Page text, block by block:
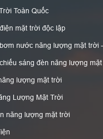
Toàn Quốc
mặt trời độc lập
nước năng lượng mặt trời
sáng đèn năng lượng
lượng mặt trời
Lượng Mặt Trời
năng lượng mặt trời